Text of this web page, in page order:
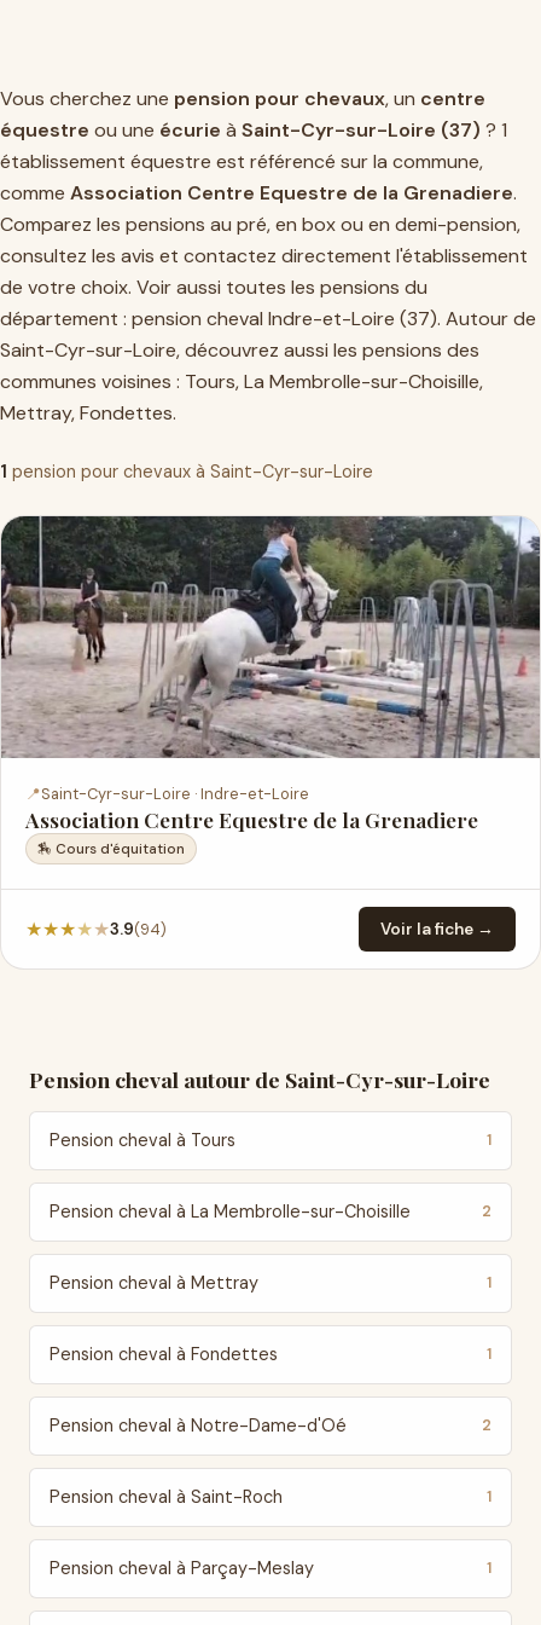
Vous cherchez une pension pour chevaux, un centre
équestre ou une écurie à Saint-Cyr-sur-Loire (37) ? 1
établissement équestre est référencé sur la commune,
comme Association Centre Equestre de la Grenadiere.
Comparez les pensions au pré, en box ou en demi-pension,
consultez les avis et contactez directement l'établissement
de votre choix. Voir aussi toutes les pensions du
département : pension cheval Indre-et-Loire (37). Autour de
Saint-Cyr-sur-Loire, découvrez aussi les pensions des
communes voisines : Tours,La Membrolle-sur-Choisille,
Mettray,Fondettes.
1 pension pour chevaux à Saint-Cyr-sur-Loire
📍Saint-Cyr-sur-Loire · Indre-et-Loire
Association Centre Equestre de la Grenadiere
🏇 Cours d'équitation
★★★★★3.9(94) Voir la fiche →
Pension cheval autour de Saint-Cyr-sur-Loire
Pension cheval à Tours 1
Pension cheval à La Membrolle-sur-Choisille 2
Pension cheval à Mettray 1
Pension cheval à Fondettes 1
Pension cheval à Notre-Dame-d'Oé 2
Pension cheval à Saint-Roch 1
Pension cheval à Parçay-Meslay 1